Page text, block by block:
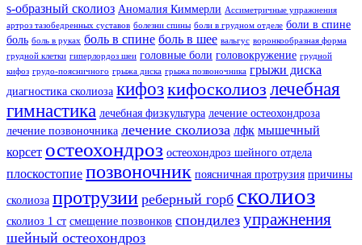
s-образный сколиоз Аномалия Киммерли Ассиметричные упражнения
артроз тазобедренных суставов болезни спины боли в грудном отделе боли в спине
боль боль в руках боль в спине боль в шее вальгус воронкообразная форма
грудной клетки гиперлордоз шеи головные боли головокружение грудной
кифоз грудо-поясничного грыжа диска грыжа позвоночника грыжи диска
диагностика сколиоза кифозкифосколиоз лечебная
гимнастика лечебная физкультура лечение остеохондроза
лечение позвоночника лечение сколиоза лфк мышечный
корсет остеохондроз остеохондроз шейного отдела
плоскостопие позвоночник поясничная протрузия причины
сколиоза протрузии реберный горб сколиоз
сколиоз 1 ст смещение позвонков спондилез упражнения
шейный остеохондроз